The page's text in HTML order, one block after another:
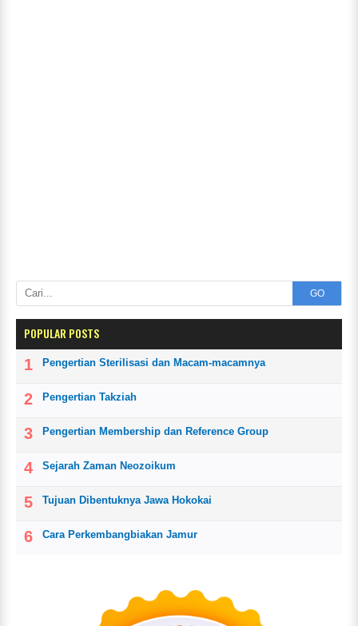
GO
POPULAR POSTS
Pengertian Sterilisasi dan Macam-macamnya
Pengertian Takziah
Pengertian Membership dan Reference Group
Sejarah Zaman Neozoikum
Tujuan Dibentuknya Jawa Hokokai
Cara Perkembangbiakan Jamur